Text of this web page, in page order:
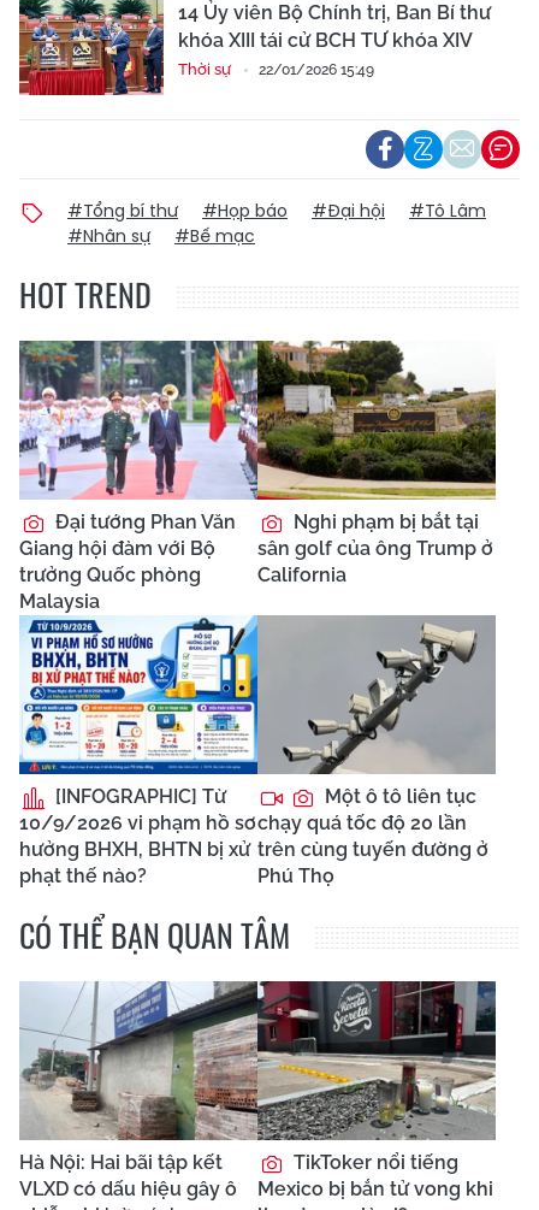
14 Ủy viên Bộ Chính trị, Ban Bí thư
khóa XIII tái cử BCH TƯ khóa XIV
Thời sự 22/01/2026 15:49
#Tổng bí thư #Họp báo #Đại hội
#Tô Lâm
#Nhân sự
#Bế mạc
HOT TREND
Đại tướng Phan Văn
Giang hội đàm với Bộ
trưởng Quốc phòng
Malaysia
Nghi phạm bị bắt tại
sân golf của ông Trump ở
California
[INFOGRAPHIC] Từ
10/9/2026 vi phạm hồ sơ
hưởng BHXH, BHTN bị xử
phạt thế nào?
Một ô tô liên tục
chạy quá tốc độ 20 lần
trên cùng tuyến đường ở
Phú Thọ
CÓ THỂ BẠN QUAN TÂM
Hà Nội: Hai bãi tập kết
VLXD có dấu hiệu gây ô
TikToker nổi tiếng
Mexico bị bắn tử vong khi